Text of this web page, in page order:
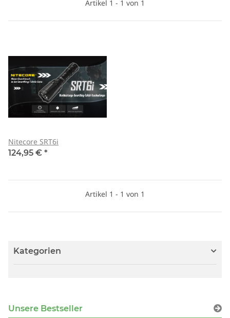
Artikel 1 - 1 von 1
Nitecore SRT6i
124,95 € *
Artikel 1 - 1 von 1
Kategorien
Unsere Bestseller